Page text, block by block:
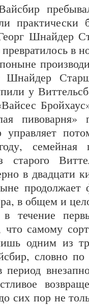
практически
Шнайдер
превратилось в
Шнайдер
у
пивоварня»
семейная
старого
в двадцати
продолжает
в общем и
течение
что самому
одним из
словно
сих пор не